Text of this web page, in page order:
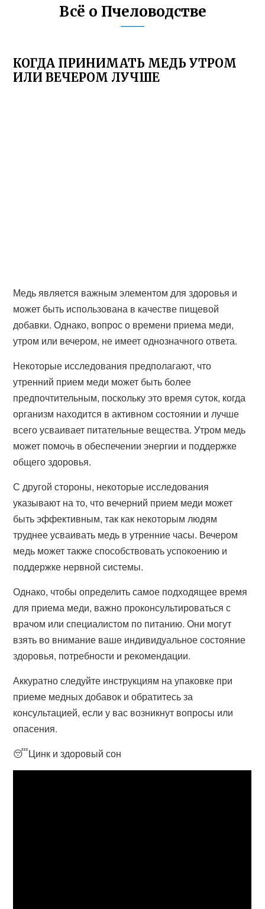
Всё о Пчеловодстве
КОГДА ПРИНИМАТЬ МЕДЬ УТРОМ
ИЛИ ВЕЧЕРОМ ЛУЧШЕ
Медь является важным элементом для здоровья и
может быть использована в качестве пищевой
добавки. Однако, вопрос о времени приема меди,
утром или вечером, не имеет однозначного ответа.
Некоторые исследования предполагают, что
утренний прием меди может быть более
предпочтительным, поскольку это время суток, когда
организм находится в активном состоянии и лучше
всего усваивает питательные вещества. Утром медь
может помочь в обеспечении энергии и поддержке
общего здоровья.
С другой стороны, некоторые исследования
указывают на то, что вечерний прием меди может
быть эффективным, так как некоторым людям
труднее усваивать медь в утренние часы. Вечером
медь может также способствовать успокоению и
поддержке нервной системы.
Однако, чтобы определить самое подходящее время
для приема меди, важно проконсультироваться с
врачом или специалистом по питанию. Они могут
взять во внимание ваше индивидуальное состояние
здоровья, потребности и рекомендации.
Аккуратно следуйте инструкциям на упаковке при
приеме медных добавок и обратитесь за
консультацией, если у вас возникнут вопросы или
опасения.
😴Цинк и здоровый сон